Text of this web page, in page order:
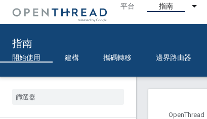
平台 指南
指南
開始使用 建構 攜碼轉移 邊界路由器
OpenThread